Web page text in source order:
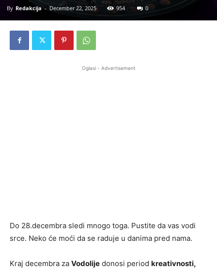
By Redakcija - December 22, 2025 954 0
Oglasi - Advertisement
Do 28.decembra sledi mnogo toga. Pustite da vas vodi
srce. Neko će moći da se raduje u danima pred nama.
Kraj decembra za Vodolije donosi period kreativnosti,